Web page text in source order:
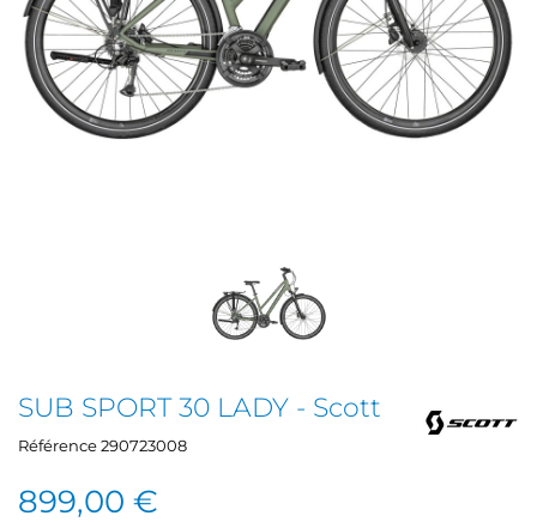
SUB SPORT 30 LADY - Scott
Référence290723008
899,00 €